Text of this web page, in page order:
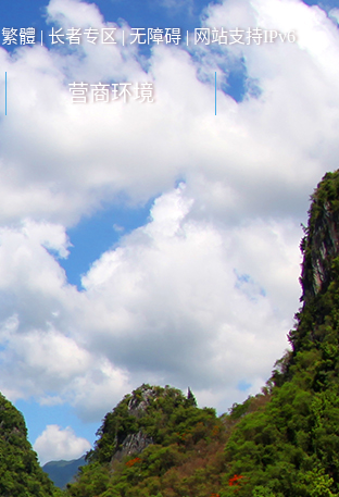
繁體| 长者专区|无障碍| 网站支持IPv6
营商环境